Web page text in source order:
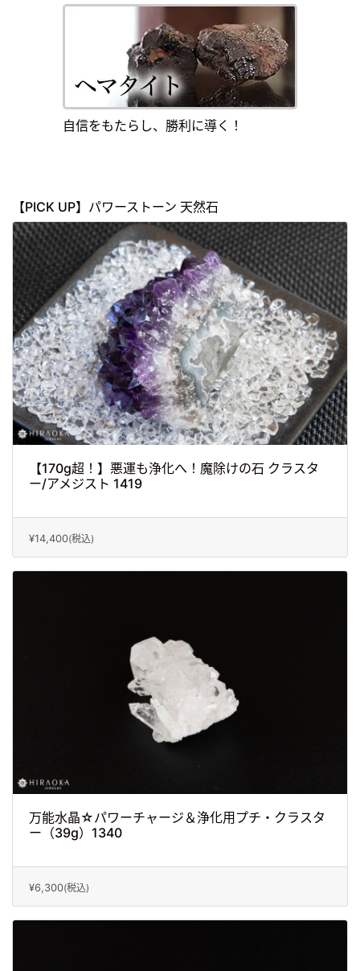
自信をもたらし、勝利に導く！
【PICK UP】パワーストーン 天然石
【170g超！】悪運も浄化へ！魔除けの石 クラスタ
ー/アメジスト 1419
¥14,400(税込)
万能水晶☆パワーチャージ＆浄化用プチ・クラスタ
ー（39g）1340
¥6,300(税込)